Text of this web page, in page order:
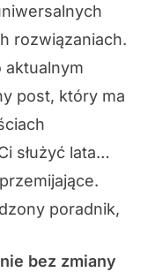
rozwiązaniach.
aktualnym
post, który ma
służyć lata…
poradnik,
bez zmiany